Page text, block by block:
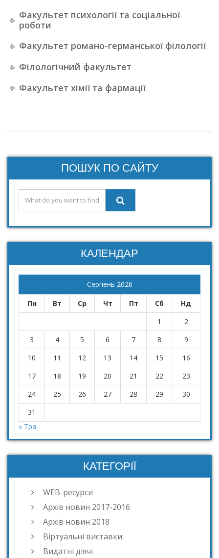
Факультет психології та соціальної
роботи
Факультет романо-германської філології
Філологічний факультет
Факультет хімії та фармації
ПОШУК ПО САЙТУ
КАЛЕНДАР
Серпень 2026
Пн Вт Ср Чт Пт Сб
Нд
1
2
3
4 5 6 7 8
9
10
11 12 13 14 15
16
17
18 19 20 21 22
23
24
25 26 27 28 29
30
31
« Тра
КАТЕГОРІЇ
WEB-ресурси
Архів новин 2017-2016
Архів новин 2018
Віртуальні виставки
Видатні діячі